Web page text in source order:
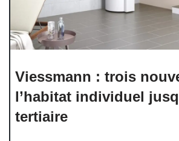
Viessmann : trois
l’habitat individuel
tertiaire